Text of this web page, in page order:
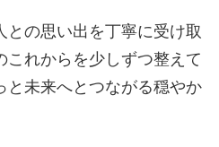
の思い出を丁寧に受け取
これからを少しずつ整えて
と未来へとつながる穏やか